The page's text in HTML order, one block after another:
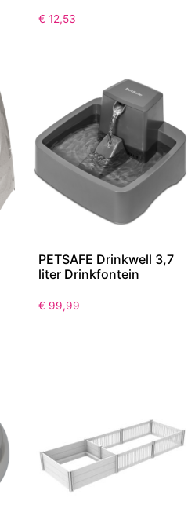
€ 12,53
PETSAFE Drinkwell 3,7
liter Drinkfontein
€ 99,99